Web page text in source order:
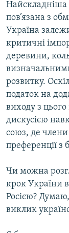
Найскладніша
пов’язана з
Україна
критичні
деревини,
розвитку.
податок на
виходу з цього
дискусією
союз, де
преференції з
Чи можна
крок України
Росією?
виклик